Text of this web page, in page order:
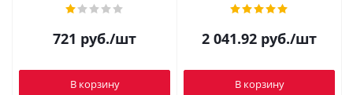
721 руб./шт
В корзину
2 041.92 руб./шт
В корзину